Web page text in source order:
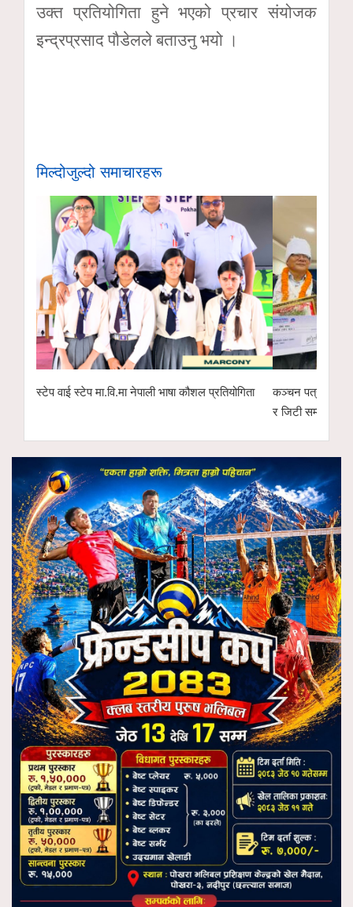
उक्त प्रतियोगिता हुने भएको प्रचार संयोजक
इन्द्रप्रसाद पौडेलले बताउनु भयो ।
मिल्दोजुल्दो समाचारहरू
स्टेप वाई स्टेप मा.वि.मा नेपाली भाषा कौशल प्रतियोगिता
कञ्चन
र जिटी सम्मानित